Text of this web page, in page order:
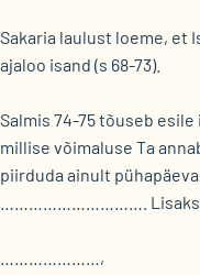
Sakaria laulust loeme, et
ajaloo isand (s 68-73).
Salmis 74-75 tõuseb
millise võimaluse Ta
piirduda ainult
…………………………. Lisaks
…………………,